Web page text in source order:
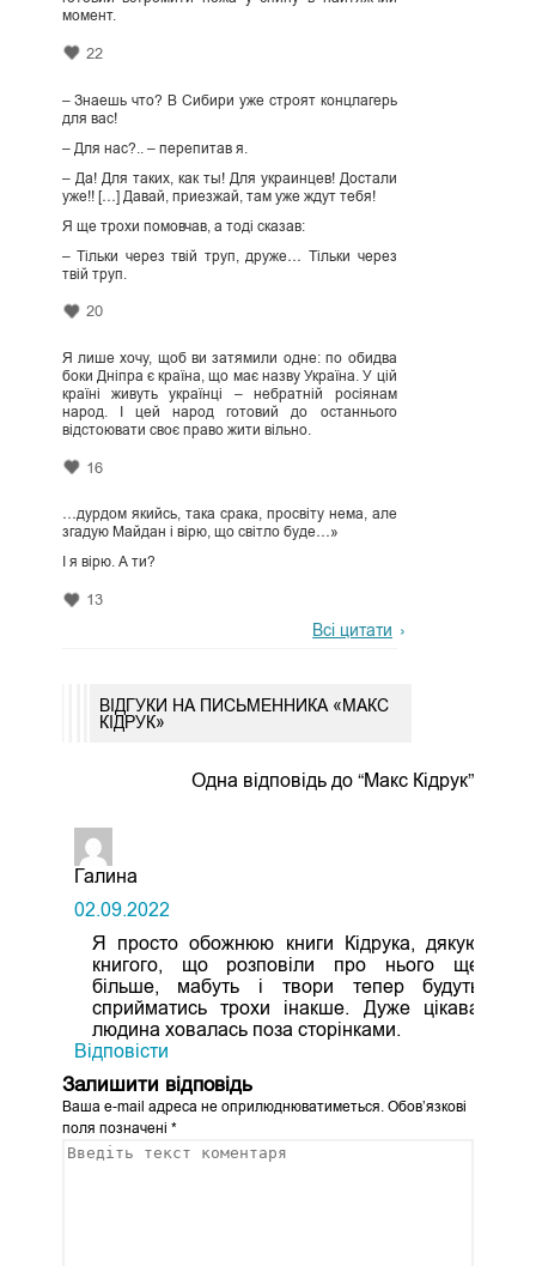
момент.
22
– Знаешь что? В Сибири уже строят концлагерь
для вас!
– Для нас?.. – перепитав я.
– Да! Для таких, как ты! Для украинцев! Достали
уже!! […] Давай, приезжай, там уже ждут тебя!
Я ще трохи помовчав, а тоді сказав:
– Тільки через твій труп, друже… Тільки через
твій труп.
20
Я лише хочу, щоб ви затямили одне: по обидва
боки Дніпра є країна, що має назву Україна. У цій
країні живуть українці – небратній росіянам
народ. І цей народ готовий до останнього
відстоювати своє право жити вільно.
16
…дурдом якийсь, така срака, просвіту нема, але
згадую Майдан і вірю, що світло буде…»
І я вірю. А ти?
13
Всі цитати
ВІДГУКИ НА ПИСЬМЕННИКА «МАКС
КІДРУК»
Одна відповідь до “Макс Кідрук”
Галина
02.09.2022
Я просто обожнюю книги Кідрука, дякую
книгого, що розповіли про нього ще
більше, мабуть і твори тепер будуть
сприйматись трохи інакше. Дуже цікава
людина ховалась поза сторінками.
Відповіcти
Залишити відповідь
Ваша e-mail адреса не оприлюднюватиметься.Обов’язкові
поля позначені *